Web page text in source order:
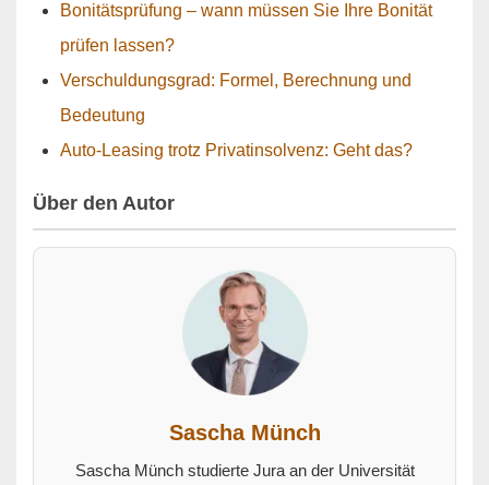
Bonitätsprüfung – wann müssen Sie Ihre Bonität
prüfen lassen?
Verschuldungsgrad: Formel, Berechnung und
Bedeutung
Auto-Leasing trotz Privatinsolvenz: Geht das?
Über den Autor
Sascha Münch
Sascha Münch studierte Jura an der Universität